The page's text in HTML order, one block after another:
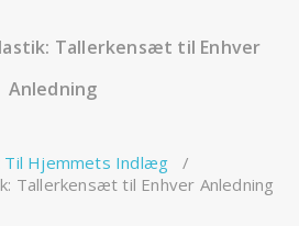
Tallerkensæt til Enhver
Anledning
Til Hjemmets Indlæg /
Tallerkensæt til Enhver Anledning